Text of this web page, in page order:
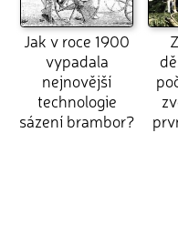
Jak v roce 1900
vypadala
nejnovější
technologie
sázení brambor?